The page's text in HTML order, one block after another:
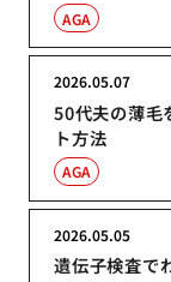
AGA
50代夫の薄毛
ト方法
2026.05.07
AGA
遺伝子検査で
2026.05.05